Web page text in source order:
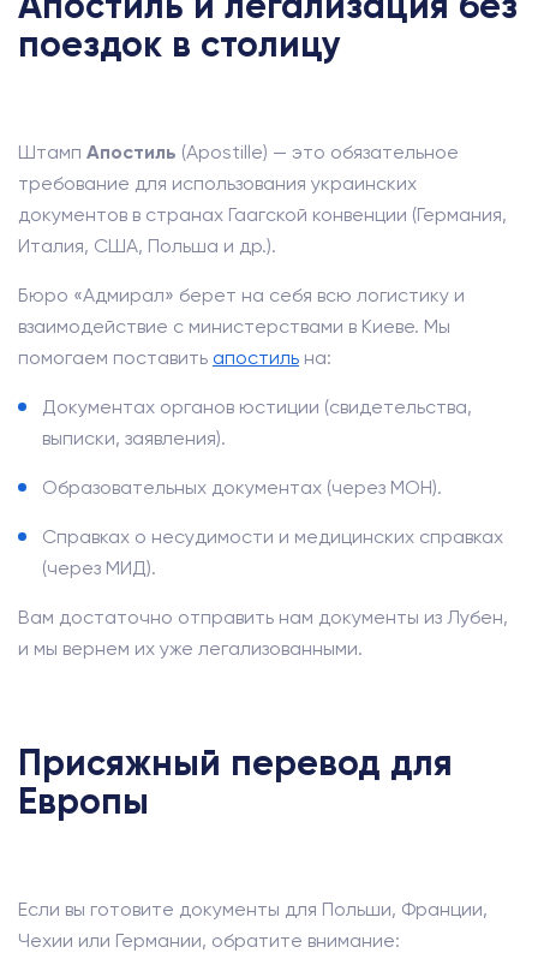
поездок в столицу
Штамп Апостиль (Apostille) — это обязательное
требование для использования украинских
документов в странах Гаагской конвенции (Германия,
Италия, США, Польша и др.).
Бюро «Адмирал» берет на себя всю логистику и
взаимодействие с министерствами в Киеве. Мы
помогаем поставить апостиль на:
Документах органов юстиции (свидетельства,
выписки, заявления).
Образовательных документах (через МОН).
Справках о несудимости и медицинских справках
(через МИД).
Вам достаточно отправить нам документы из Лубен,
и мы вернем их уже легализованными.
Присяжный перевод для
Европы
Если вы готовите документы для Польши, Франции,
Чехии или Германии, обратите внимание: